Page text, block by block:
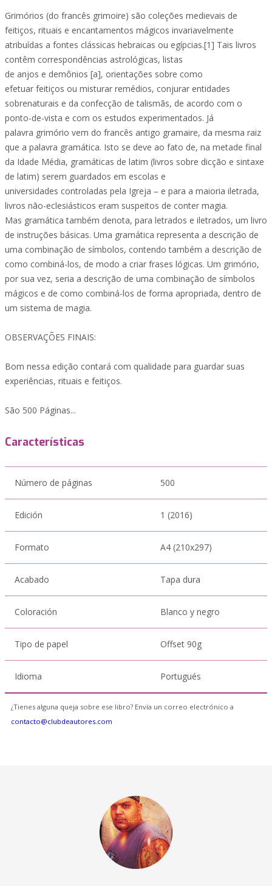
Grimórios (do francês grimoire) são coleções medievais de
feitiços, rituais e encantamentos mágicos invariavelmente
atribuídas a fontes clássicas hebraicas ou egípcias.[1] Tais livros
contêm correspondências astrológicas, listas
de anjos e demônios [a], orientações sobre como
efetuar feitiços ou misturar remédios, conjurar entidades
sobrenaturais e da confecção de talismãs, de acordo com o
ponto-de-vista e com os estudos experimentados. Já
palavra grimório vem do francês antigo gramaire, da mesma raiz
que a palavra gramática. Isto se deve ao fato de, na metade final
da Idade Média, gramáticas de latim (livros sobre dicção e sintaxe
de latim) serem guardados em escolas e
universidades controladas pela Igreja – e para a maioria iletrada,
livros não-eclesiásticos eram suspeitos de conter magia.
Mas gramática também denota, para letrados e iletrados, um livro
de instruções básicas. Uma gramática representa a descrição de
uma combinação de símbolos, contendo também a descrição de
como combiná-los, de modo a criar frases lógicas. Um grimório,
por sua vez, seria a descrição de uma combinação de símbolos
mágicos e de como combiná-los de forma apropriada, dentro de
um sistema de magia.
OBSERVAÇÕES FINAIS:
Bom nessa edição contará com qualidade para guardar suas
experiências, rituais e feitiços.
São 500 Páginas...
Características
Número de páginas 500
Edición 1 (2016)
Formato A4 (210x297)
Acabado Tapa dura
Coloración Blanco y negro
Tipo de papel Offset 90g
Idioma Portugués
¿Tienes alguna queja sobre ese libro? Envía un correo electrónico a
contacto@clubdeautores.com